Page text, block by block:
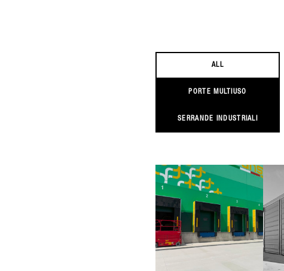
ALL
PORTE MULTIUSO
SERRANDE INDUSTRIALI
POLO
LOGISTICO
Punti di carico